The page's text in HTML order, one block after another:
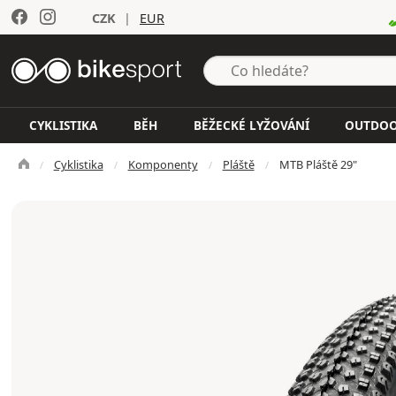
CZK | EUR
CYKLISTIKA BĚH BĚŽECKÉ LYŽOVÁNÍ
Cyklistika Komponenty Pláště MTB Pláště 29"